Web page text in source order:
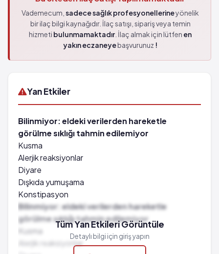
Vademecum, sadece sağlık profesyonellerineyönelik
bir ilaç bilgi kaynağıdır. İlaç satışı, sipariş veya temin
hizmeti bulunmamaktadır. İlaç almak için lütfen en
yakın eczaneyebaşvurunuz !
Yan Etkiler
Bilinmiyor: eldeki verilerden hareketle
görülme sıklığı tahmin edilemiyor
Kusma
Alerjik reaksiyonlar
Diyare
Dışkıda yumuşama
Konstipasyon
Bilinmiyor: eldeki verilerden hareketle
görülme sıklığı tahmin edilemiyor
Kusma
Alerjik reaksiyonlar
Tüm Yan Etkileri Görüntüle
Detaylı bilgi için giriş yapın